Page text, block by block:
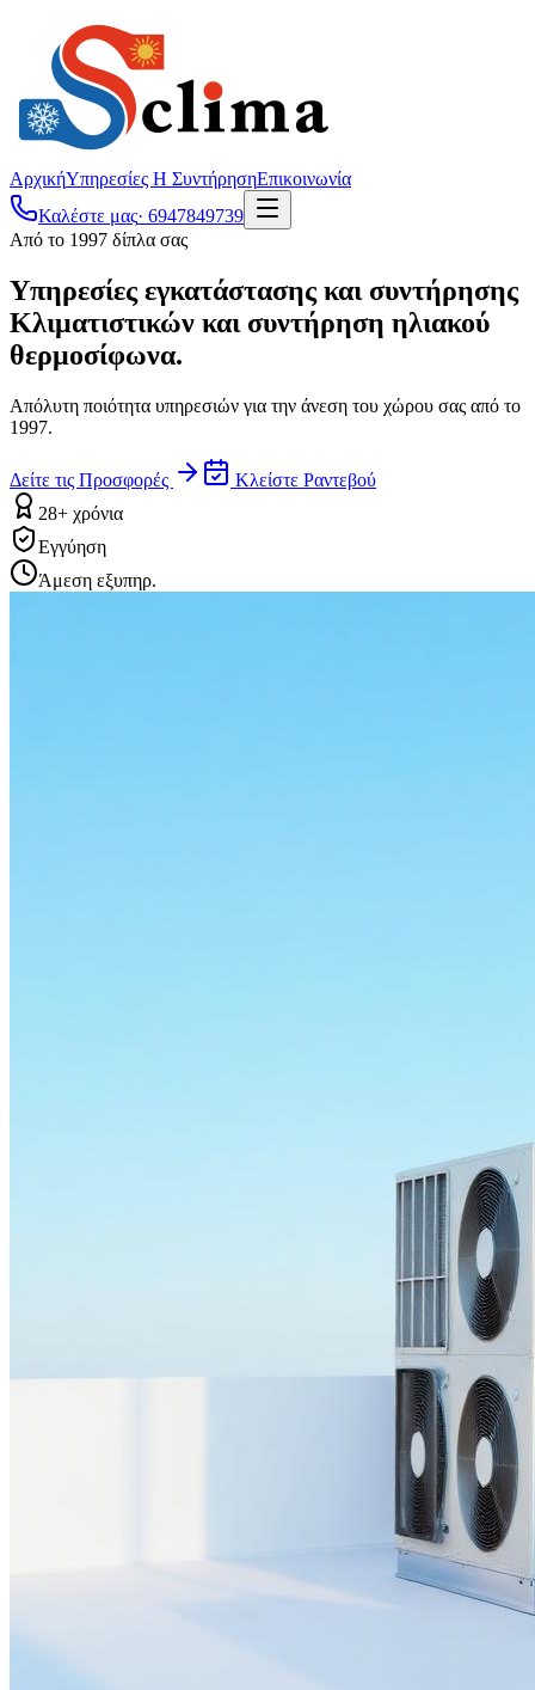
ΑρχικήΥπηρεσίες Η ΣυντήρησηΕπικοινωνία
Καλέστε μας· 6947849739
Από το 1997 δίπλα σας
Υπηρεσίες εγκατάστασης και συντήρησης
Κλιματιστικών και συντήρηση ηλιακού
θερμοσίφωνα.
Απόλυτη ποιότητα υπηρεσιών για την άνεση του χώρου σας από το
1997.
Δείτε τις Προσφορές
Κλείστε Ραντεβού
28+ χρόνια
Εγγύηση
Άμεση εξυπηρ.